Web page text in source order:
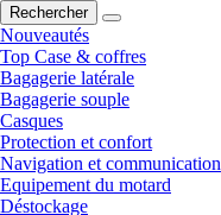
Rechercher
Nouveautés
Top Case & coffres
Bagagerie latérale
Bagagerie souple
Casques
Protection et confort
Navigation et communication
Equipement du motard
Déstockage